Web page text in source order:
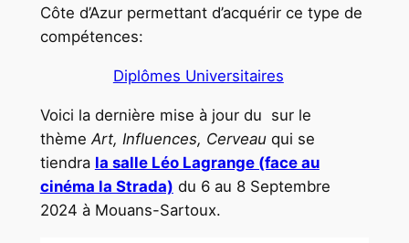
Côte d’Azur permettant d’acquérir ce type de
compétences:
Diplômes Universitaires
Voici la dernière mise à jour du sur le
thèmeArt, Influences, Cerveauqui se
tiendra la salle Léo Lagrange (face au
cinéma la Strada) du 6 au 8 Septembre
2024 à Mouans-Sartoux.